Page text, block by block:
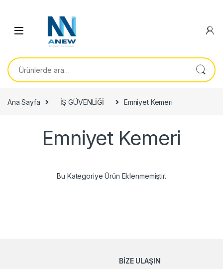
Ara:
Ana Sayfa İŞ GÜVENLİĞİ Emniyet Kemeri
Emniyet Kemeri
Bu Kategoriye Ürün Eklenmemiştir.
BİZE ULAŞIN